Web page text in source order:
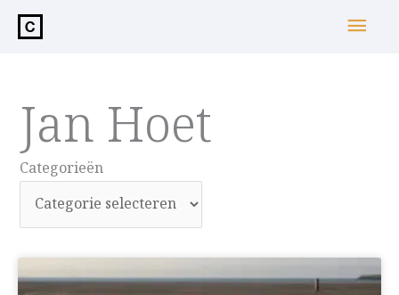
inhoud
Jan Hoet
Categorieën
Categorieën